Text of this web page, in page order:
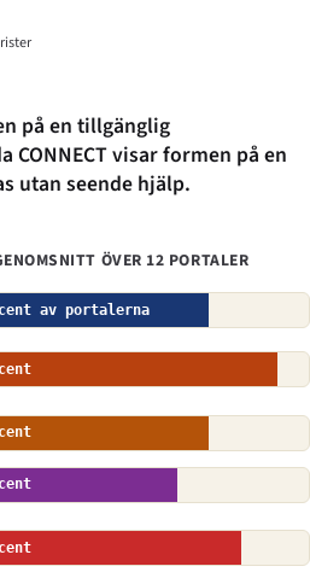
på en tillgänglig
visar formen på en
utan seende hjälp.
ÖVER 12 PORTALER
av portalerna